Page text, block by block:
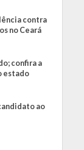
contra
no Ceará
confira a
estado
ao